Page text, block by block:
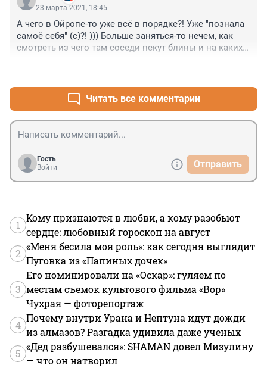
которое можно опять воду мутить , то зря надеются.
Мы потихоньку чистим мозги и болотную гниль.
Процесс идёт...назад уже не получиться...ни при
каких обстоятельствах.
23 марта 2021, 18:45
А чего в Ойропе-то уже всё в порядке?! Уже "познала
самоё себя" (с)?! ))) Больше заняться-то нечем, как
смотреть из чего там соседи пекут блины и на каких
афробеженцами? Распределили тонким слоем в
Турции и в Греции, али нет?! ))) Чё там со "400-ми
сравнительно честными способами отъёма" детей у
приезжих семей?1 Всё норм?! )))
Читать все комментарии
Гость
Войти
Отправить
1
Кому признаются в любви, а кому разобьют
сердце: любовный гороскоп на август
2
«Меня бесила моя роль»: как сегодня выглядит
Пуговка из «Папиных дочек»
3
Его номинировали на «Оскар»: гуляем по
местам съемок культового фильма «Вор»
Чухрая — фоторепортаж
4
Почему внутри Урана и Нептуна идут дожди
из алмазов? Разгадка удивила даже ученых
5
«Дед разбушевался»: SHAMAN довел Мизулину
— что он натворил